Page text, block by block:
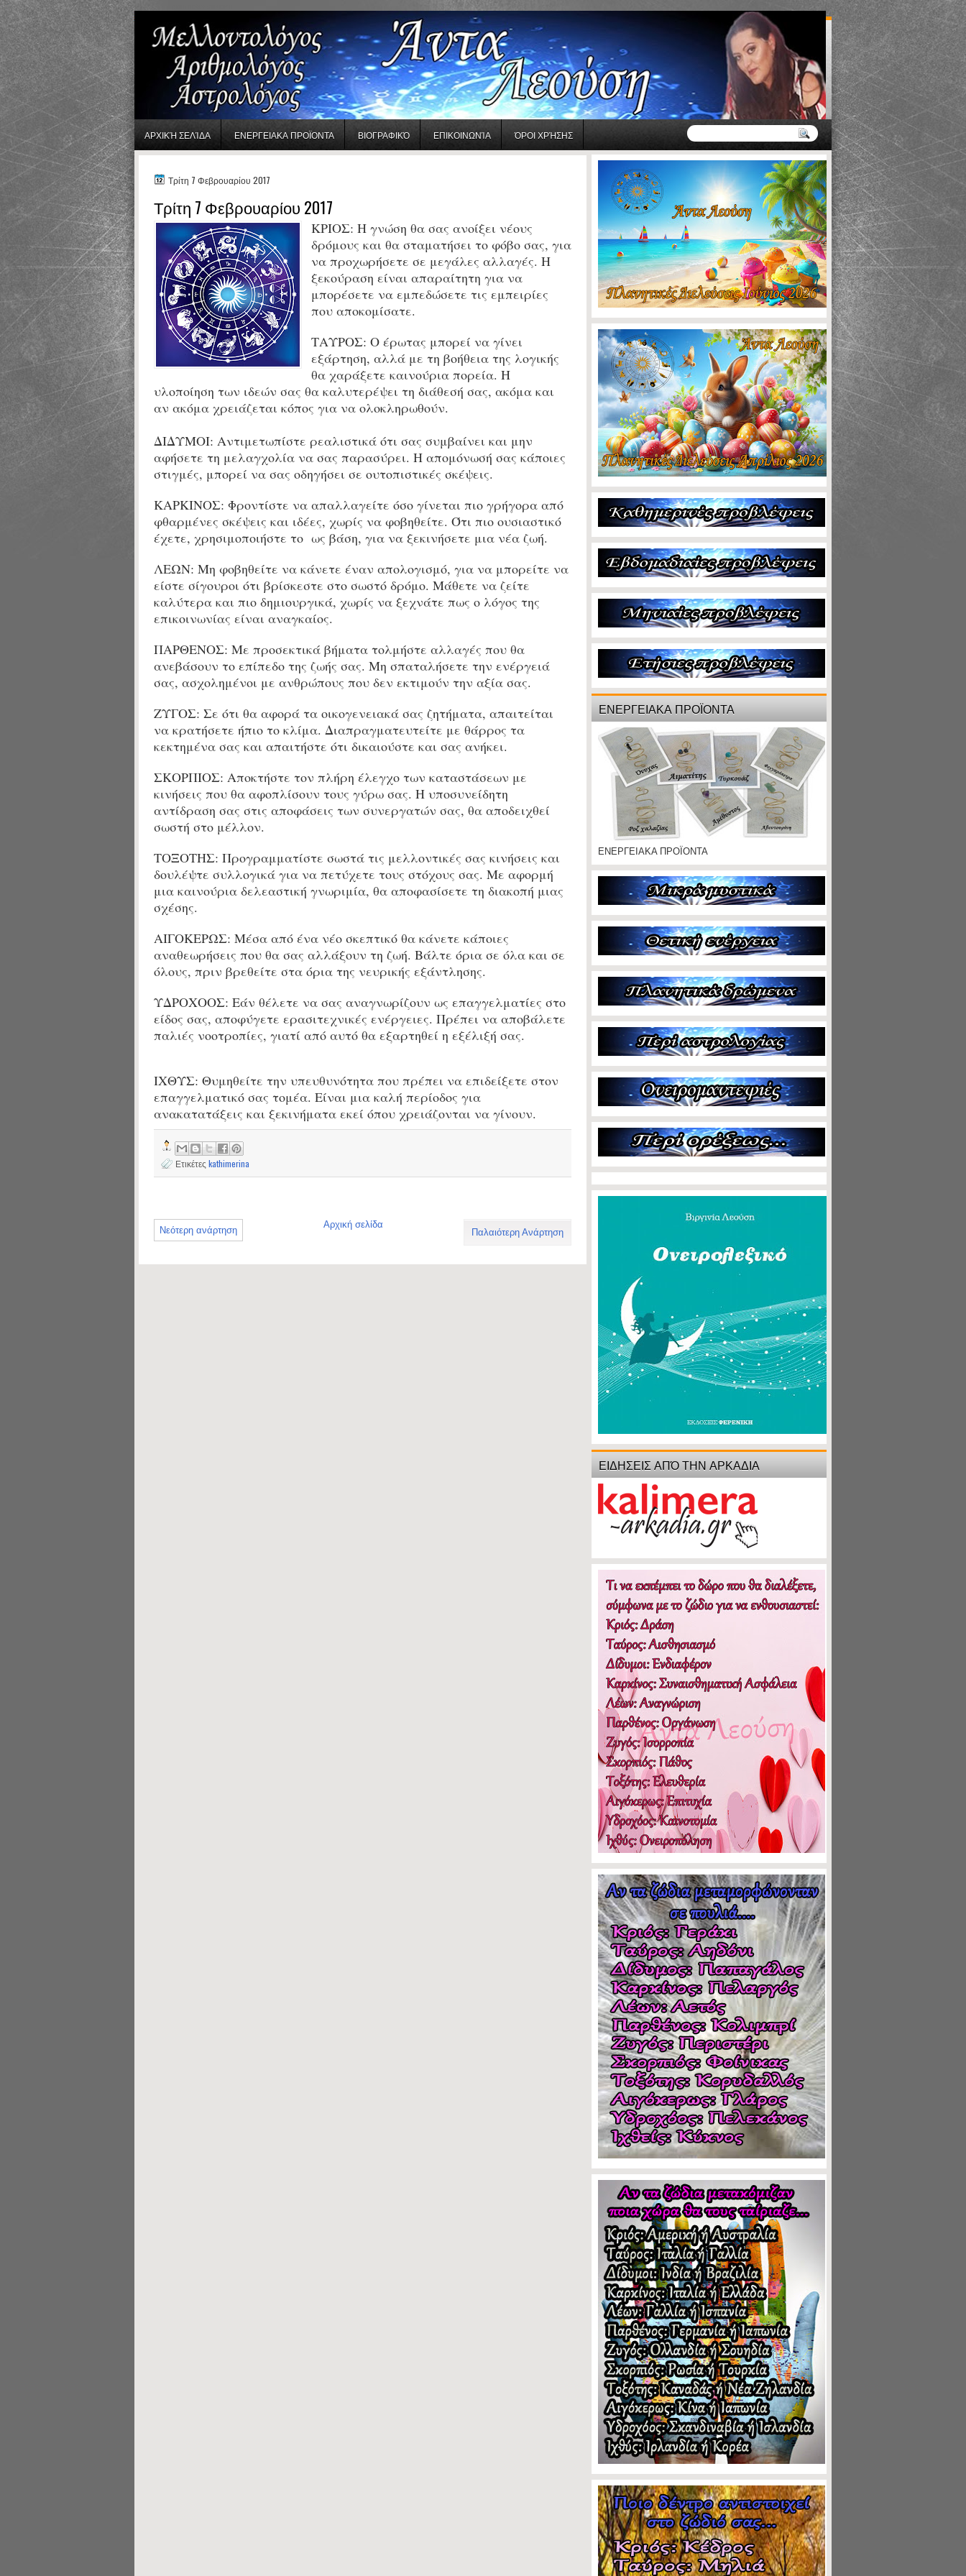
ΑΡΧΙΚΉ ΣΕΛΊΔΑ ΕΝΕΡΓΕΙΑΚΑ ΠΡΟΪΟΝΤΑ ΒΙΟΓΡΑΦΙΚΌ ΕΠΙΚΟΙΝΩΝΊΑ ΌΡΟΙ ΧΡΉΣΗΣ
Τρίτη 7 Φεβρουαρίου 2017
Τρίτη 7 Φεβρουαρίου 2017
ΚΡΙΟΣ: Η γνώση θα σας ανοίξει νέους
δρόμους και θα σταματήσει το φόβο σας, για
να προχωρήσετε σε μεγάλες αλλαγές. Η
ξεκούραση είναι απαραίτητη για να
μπορέσετε να εμπεδώσετε τις εμπειρίες
που αποκομίσατε.
ΤΑΥΡΟΣ: Ο έρωτας μπορεί να γίνει
εξάρτηση, αλλά με τη βοήθεια της λογικής
θα χαράξετε καινούρια πορεία. Η
υλοποίηση των ιδεών σας θα καλυτερέψει τη διάθεσή σας, ακόμα και
αν ακόμα χρειάζεται κόπος για να ολοκληρωθούν.
ΔΙΔΥΜΟΙ: Αντιμετωπίστε ρεαλιστικά ότι σας συμβαίνει και μην
αφήσετε τη μελαγχολία να σας παρασύρει. Η απομόνωσή σας κάποιες
στιγμές, μπορεί να σας οδηγήσει σε ουτοπιστικές σκέψεις.
ΚΑΡΚΙΝΟΣ: Φροντίστε να απαλλαγείτε όσο γίνεται πιο γρήγορα από
φθαρμένες σκέψεις και ιδέες, χωρίς να φοβηθείτε. Ότι πιο ουσιαστικό
έχετε, χρησιμοποιήστε το ως βάση, για να ξεκινήσετε μια νέα ζωή.
ΛΕΩΝ: Μη φοβηθείτε να κάνετε έναν απολογισμό, για να μπορείτε να
είστε σίγουροι ότι βρίσκεστε στο σωστό δρόμο. Μάθετε να ζείτε
καλύτερα και πιο δημιουργικά, χωρίς να ξεχνάτε πως ο λόγος της
επικοινωνίας είναι αναγκαίος.
ΠΑΡΘΕΝΟΣ: Με προσεκτικά βήματα τολμήστε αλλαγές που θα
ανεβάσουν το επίπεδο της ζωής σας. Μη σπαταλήσετε την ενέργειά
σας, ασχολημένοι με ανθρώπους που δεν εκτιμούν την αξία σας.
ΖΥΓΟΣ: Σε ότι θα αφορά τα οικογενειακά σας ζητήματα, απαιτείται
να κρατήσετε ήπιο το κλίμα. Διαπραγματευτείτε με θάρρος τα
κεκτημένα σας και απαιτήστε ότι δικαιούστε και σας ανήκει.
ΣΚΟΡΠΙΟΣ: Αποκτήστε τον πλήρη έλεγχο των καταστάσεων με
κινήσεις που θα αφοπλίσουν τους γύρω σας. Η υποσυνείδητη
αντίδραση σας στις αποφάσεις των συνεργατών σας, θα αποδειχθεί
σωστή στο μέλλον.
ΤΟΞΟΤΗΣ: Προγραμματίστε σωστά τις μελλοντικές σας κινήσεις και
δουλέψτε συλλογικά για να πετύχετε τους στόχους σας. Με αφορμή
μια καινούρια δελεαστική γνωριμία, θα αποφασίσετε τη διακοπή μιας
σχέσης.
ΑΙΓΟΚΕΡΩΣ: Μέσα από ένα νέο σκεπτικό θα κάνετε κάποιες
αναθεωρήσεις που θα σας αλλάξουν τη ζωή. Βάλτε όρια σε όλα και σε
όλους, πριν βρεθείτε στα όρια της νευρικής εξάντλησης.
ΥΔΡΟΧΟΟΣ: Εάν θέλετε να σας αναγνωρίζουν ως επαγγελματίες στο
είδος σας, αποφύγετε ερασιτεχνικές ενέργειες. Πρέπει να αποβάλετε
παλιές νοοτροπίες, γιατί από αυτό θα εξαρτηθεί η εξέλιξή σας.
ΙΧΘΥΣ: Θυμηθείτε την υπευθυνότητα που πρέπει να επιδείξετε στον
επαγγελματικό σας τομέα. Είναι μια καλή περίοδος για
ανακατατάξεις και ξεκινήματα εκεί όπου χρειάζονται να γίνουν.
Ετικέτες kathimerina
Νεότερη ανάρτηση Παλαιότερη Ανάρτηση
Αρχική σελίδα
ΕΝΕΡΓΕΙΑΚΑ ΠΡΟΪΟΝΤΑ
ΕΝΕΡΓΕΙΑΚΑ ΠΡΟΪΟΝΤΑ
ΕΙΔΗΣΕΙΣ ΑΠΌ ΤΗΝ ΑΡΚΑΔΙΑ